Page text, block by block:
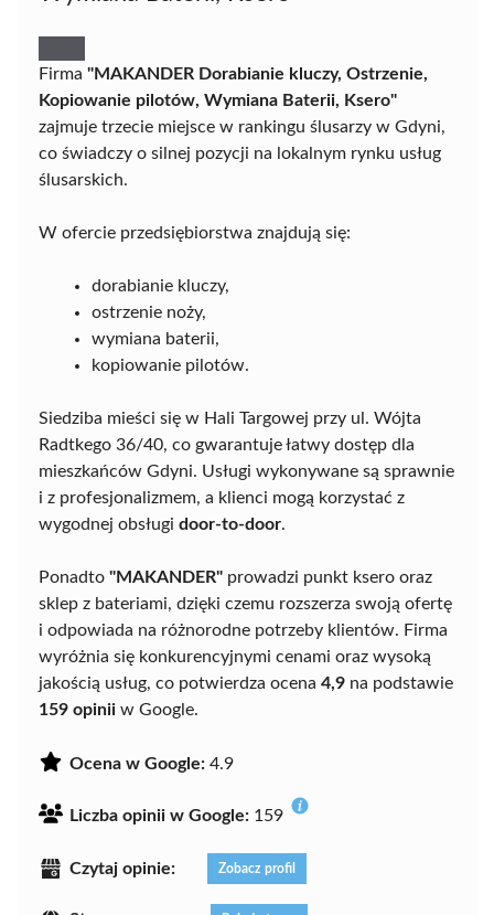
Firma "MAKANDER Dorabianie kluczy, Ostrzenie,
Kopiowanie pilotów, Wymiana Baterii, Ksero"
zajmuje trzecie miejsce w rankingu ślusarzy w Gdyni,
co świadczy o silnej pozycji na lokalnym rynku usług
ślusarskich.
W ofercie przedsiębiorstwa znajdują się:
dorabianie kluczy,
ostrzenie noży,
wymiana baterii,
kopiowanie pilotów.
Siedziba mieści się w Hali Targowej przy ul. Wójta
Radtkego 36/40, co gwarantuje łatwy dostęp dla
mieszkańców Gdyni. Usługi wykonywane są sprawnie
i z profesjonalizmem, a klienci mogą korzystać z
wygodnej obsługi door-to-door.
Ponadto "MAKANDER" prowadzi punkt ksero oraz
sklep z bateriami, dzięki czemu rozszerza swoją ofertę
i odpowiada na różnorodne potrzeby klientów. Firma
wyróżnia się konkurencyjnymi cenami oraz wysoką
jakością usług, co potwierdza ocena 4,9 na podstawie
159 opinii w Google.
Ocena w Google: 4.9
Liczba opinii w Google: 159
Czytaj opinie: Zobacz profil